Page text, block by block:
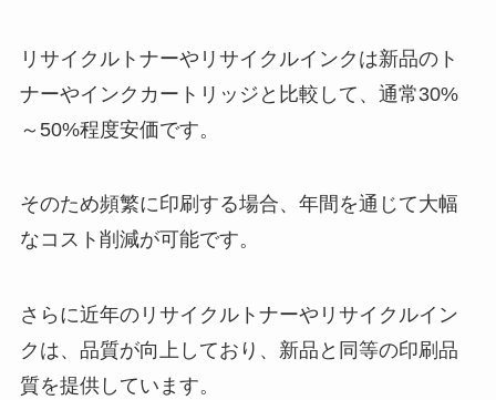
リサイクルトナーやリサイクルインクは新品のト
ナーやインクカートリッジと比較して、通常30%
～50%程度安価です。
そのため頻繁に印刷する場合、年間を通じて大幅
なコスト削減が可能です。
さらに近年のリサイクルトナーやリサイクルイン
クは、品質が向上しており、新品と同等の印刷品
質を提供しています。